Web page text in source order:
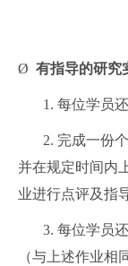
Ø 有指导的研究
1. 每位学员
2. 完成一份
并在规定时间内
业进行点评及指
3. 每位学员
（与上述作业相